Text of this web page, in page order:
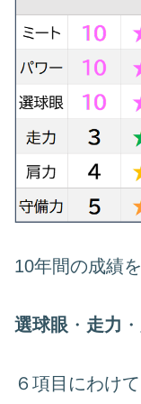
10年間の成績を
選球眼 ・ 走力 ・
６項目にわけて